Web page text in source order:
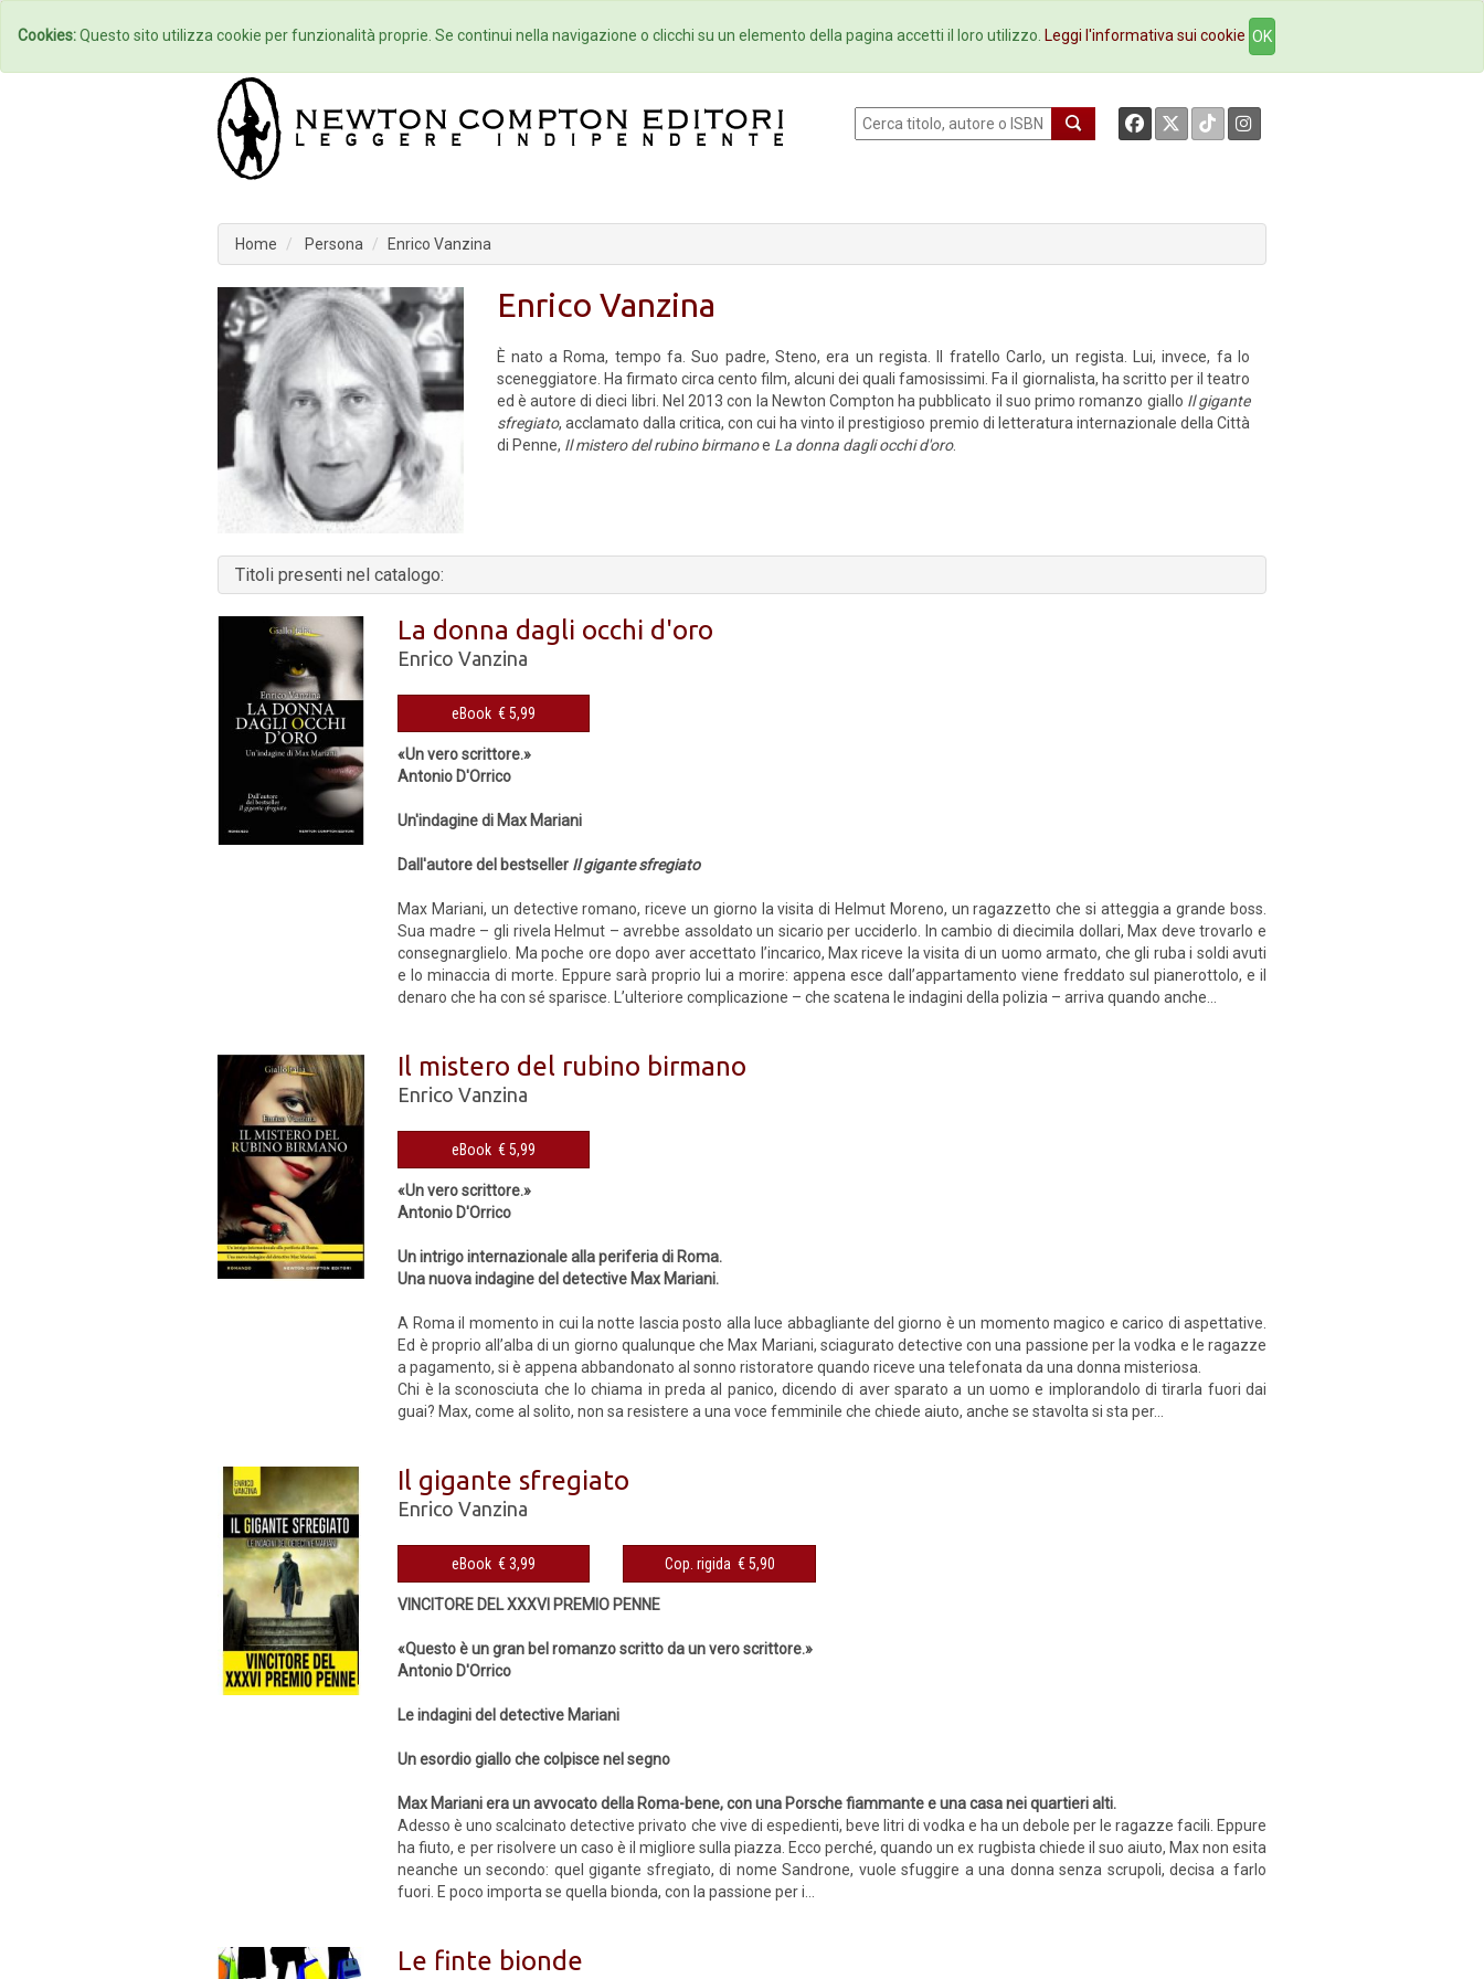
Home Autori Eventi Collane Newsletter Ebookstore Contatti
Home Persona Enrico Vanzina
Enrico Vanzina
È nato a Roma, tempo fa. Suo padre, Steno, era un regista. Il fratello Carlo, un regista. Lui, invece, fa lo
sceneggiatore. Ha firmato circa cento film, alcuni dei quali famosissimi. Fa il giornalista, ha scritto per il teatro
ed è autore di dieci libri. Nel 2013 con la Newton Compton ha pubblicato il suo primo romanzo giallo Il gigante
sfregiato, acclamato dalla critica, con cui ha vinto il prestigioso premio di letteratura internazionale della Città
di Penne, Il mistero del rubino birmanoe La donna dagli occhi d'oro.
Titoli presenti nel catalogo:
La donna dagli occhi d'oro
Enrico Vanzina
eBook € 5,99
«Un vero scrittore.»
Antonio D'Orrico
Un'indagine di Max Mariani
Dall'autore del bestseller Il gigante sfregiato
Max Mariani, un detective romano, riceve un giorno la visita di Helmut Moreno, un ragazzetto che si atteggia a grande boss.
Sua madre – gli rivela Helmut – avrebbe assoldato un sicario per ucciderlo. In cambio di diecimila dollari, Max deve trovarlo e
consegnarglielo. Ma poche ore dopo aver accettato l’incarico, Max riceve la visita di un uomo armato, che gli ruba i soldi avuti
e lo minaccia di morte. Eppure sarà proprio lui a morire: appena esce dall’appartamento viene freddato sul pianerottolo, e il
denaro che ha con sé sparisce. L’ulteriore complicazione – che scatena le indagini della polizia – arriva quando anche...
Il mistero del rubino birmano
Enrico Vanzina
eBook € 5,99
«Un vero scrittore.»
Antonio D'Orrico
Un intrigo internazionale alla periferia di Roma.
Una nuova indagine del detective Max Mariani.
A Roma il momento in cui la notte lascia posto alla luce abbagliante del giorno è un momento magico e carico di aspettative.
Ed è proprio all’alba di un giorno qualunque che Max Mariani, sciagurato detective con una passione per la vodka e le ragazze
a pagamento, si è appena abbandonato al sonno ristoratore quando riceve una telefonata da una donna misteriosa.
Chi è la sconosciuta che lo chiama in preda al panico, dicendo di aver sparato a un uomo e implorandolo di tirarla fuori dai
guai? Max, come al solito, non sa resistere a una voce femminile che chiede aiuto, anche se stavolta si sta per...
Il gigante sfregiato
Enrico Vanzina
eBook € 3,99 Cop. rigida € 5,90
VINCITORE DEL XXXVI PREMIO PENNE
«Questo è un gran bel romanzo scritto da un vero scrittore.»
Antonio D'Orrico
Le indagini del detective Mariani
Un esordio giallo che colpisce nel segno
Max Mariani era un avvocato della Roma-bene, con una Porsche fiammante e una casa nei quartieri alti.
Adesso è uno scalcinato detective privato che vive di espedienti, beve litri di vodka e ha un debole per le ragazze facili. Eppure
ha fiuto, e per risolvere un caso è il migliore sulla piazza. Ecco perché, quando un ex rugbista chiede il suo aiuto, Max non esita
neanche un secondo: quel gigante sfregiato, di nome Sandrone, vuole sfuggire a una donna senza scrupoli, decisa a farlo
fuori. E poco importa se quella bionda, con la passione per i...
Le finte bionde
Cookies:Questo sito utilizza cookie per funzionalità proprie. Se continui nella navigazione o clicchi su un elemento della pagina accetti il loro utilizzo. Leggi l'informativa sui cookie OK